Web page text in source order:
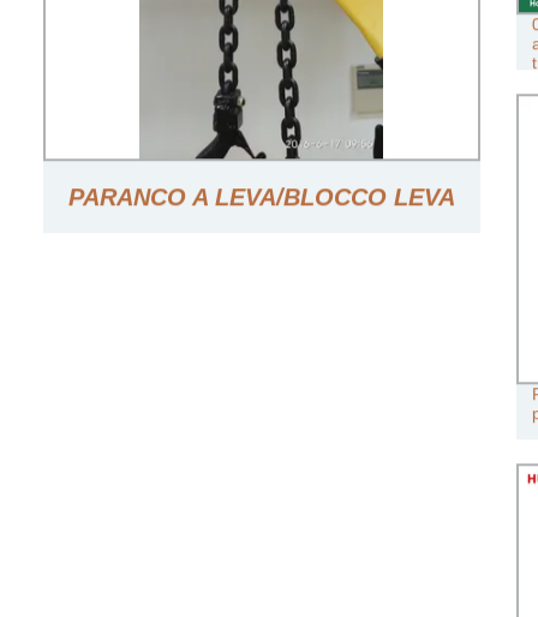
PARANCO A LEVA/BLOCCO LEVA